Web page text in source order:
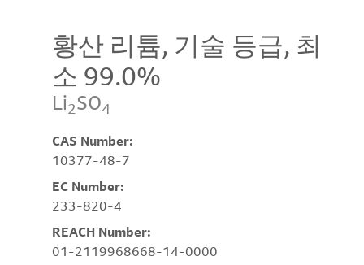
황산 리튬, 기술 등급, 최
소 99.0%
Li2SO4
CAS Number:
10377-48-7
EC Number:
233-820-4
REACH Number:
01-2119968668-14-0000